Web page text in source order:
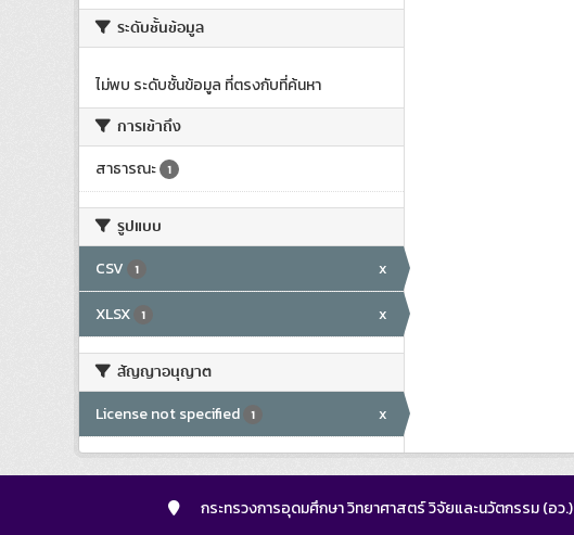
ระดับชั้นข้อมูล
ไม่พบ ระดับชั้นข้อมูล ที่ตรงกับที่ค้นหา
การเข้าถึง
สาธารณะ 1
รูปแบบ
CSV 1
x
XLSX
1 x
สัญญาอนุญาต
License not specified 1 x
กระทรวงการอุดมศึกษา วิทยาศาสตร์ วิจัยและนวัตกรรม (อว.)